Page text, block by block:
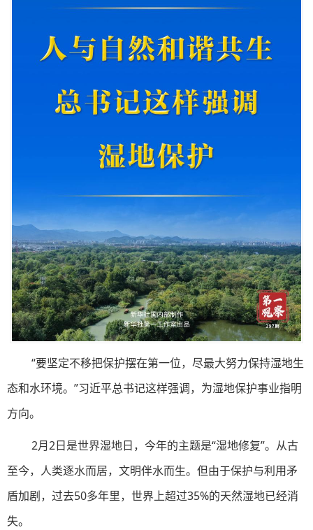
“要坚定不移把保护摆在第一位，尽最大努力保持湿地生
态和水环境。”习近平总书记这样强调，为湿地保护事业指明
方向。
2月2日是世界湿地日，今年的主题是“湿地修复”。从古
至今，人类逐水而居，文明伴水而生。但由于保护与利用矛
盾加剧，过去50多年里，世界上超过35%的天然湿地已经消
失。